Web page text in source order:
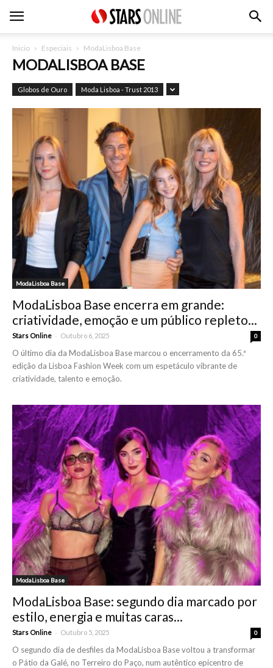
Inicio Especiais ModaLisboa Base
MODALISBOA BASE
Globos de Ouro Moda Lisboa - Trust 2013
ModaLisboa Base
ModaLisboa Base encerra em grande:
criatividade, emoção e um público repleto...
Stars Online - Outubro 6, 2025 0
O último dia da ModaLisboa Base marcou o encerramento da 65.ª
edição da Lisboa Fashion Week com um espetáculo vibrante de
criatividade, talento e emoção.
ModaLisboa Base
ModaLisboa Base: segundo dia marcado por
estilo, energia e muitas caras...
Stars Online - Outubro 5, 2025 0
O segundo dia de desfiles da ModaLisboa Base voltou a transformar
o Pátio da Galé, no Terreiro do Paço, num autêntico epicentro de